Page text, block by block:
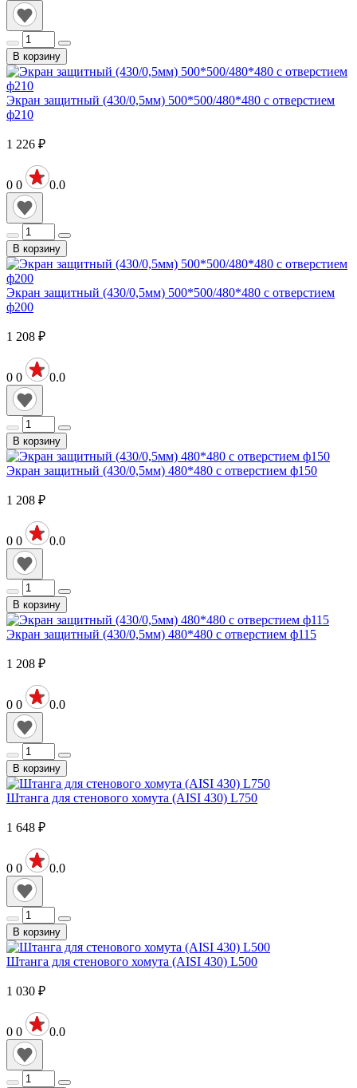
В корзину
Экран защитный (430/0,5мм) 500*500/480*480 с отверстием
ф210
1 226 ₽
0 0 0.0
В корзину
Экран защитный (430/0,5мм) 500*500/480*480 с отверстием
ф200
1 208 ₽
0 0 0.0
В корзину
Экран защитный (430/0,5мм) 480*480 с отверстием ф150
1 208 ₽
0 0 0.0
В корзину
Экран защитный (430/0,5мм) 480*480 с отверстием ф115
1 208 ₽
0 0 0.0
В корзину
Штанга для стенового хомута (AISI 430) L750
1 648 ₽
0 0 0.0
В корзину
Штанга для стенового хомута (AISI 430) L500
1 030 ₽
0 0 0.0